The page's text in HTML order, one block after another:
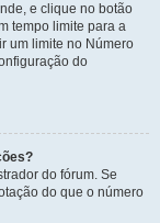
e clique no botão
tempo limite para a
um limite no Número
do
do fórum. Se
do que o número